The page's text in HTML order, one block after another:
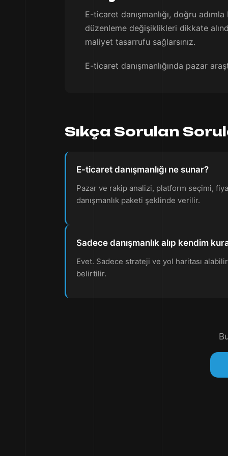
E-ticaret danışmanlığı, doğru
düzenleme değişiklikleri dikkate
maliyet tasarrufu sağlarsınız.
E-ticaret danışmanlığında pazar
Sıkça Sorulan
E-ticaret danışmanlığı ne sunar?
Pazar ve rakip analizi, platform seçimi,
danışmanlık paketi şeklinde verilir.
Sadece danışmanlık alıp kendim
Evet. Sadece strateji ve yol haritası
belirtilir.